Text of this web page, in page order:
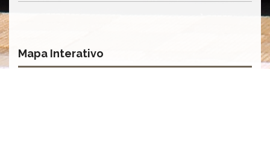
Apresentação
Programas
Mapa Interativo